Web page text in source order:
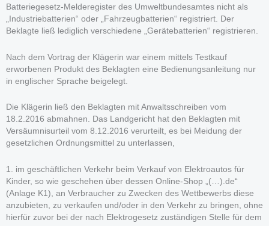
Batteriegesetz-Melderegister des Umweltbundesamtes nicht als
„Industriebatterien“ oder „Fahrzeugbatterien“ registriert. Der
Beklagte ließ lediglich verschiedene „Gerätebatterien“ registrieren.
Nach dem Vortrag der Klägerin war einem mittels Testkauf
erworbenen Produkt des Beklagten eine Bedienungsanleitung nur
in englischer Sprache beigelegt.
Die Klägerin ließ den Beklagten mit Anwaltsschreiben vom
18.2.2016 abmahnen. Das Landgericht hat den Beklagten mit
Versäumnisurteil vom 8.12.2016 verurteilt, es bei Meidung der
gesetzlichen Ordnungsmittel zu unterlassen,
1. im geschäftlichen Verkehr beim Verkauf von Elektroautos für
Kinder, so wie geschehen über dessen Online-Shop „(…).de“
(Anlage K1), an Verbraucher zu Zwecken des Wettbewerbs diese
anzubieten, zu verkaufen und/oder in den Verkehr zu bringen, ohne
hierfür zuvor bei der nach Elektrogesetz zuständigen Stelle für dem